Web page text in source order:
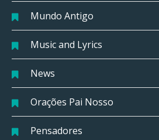
Mundo Antigo
Music and Lyrics
News
Orações Pai Nosso
Pensadores